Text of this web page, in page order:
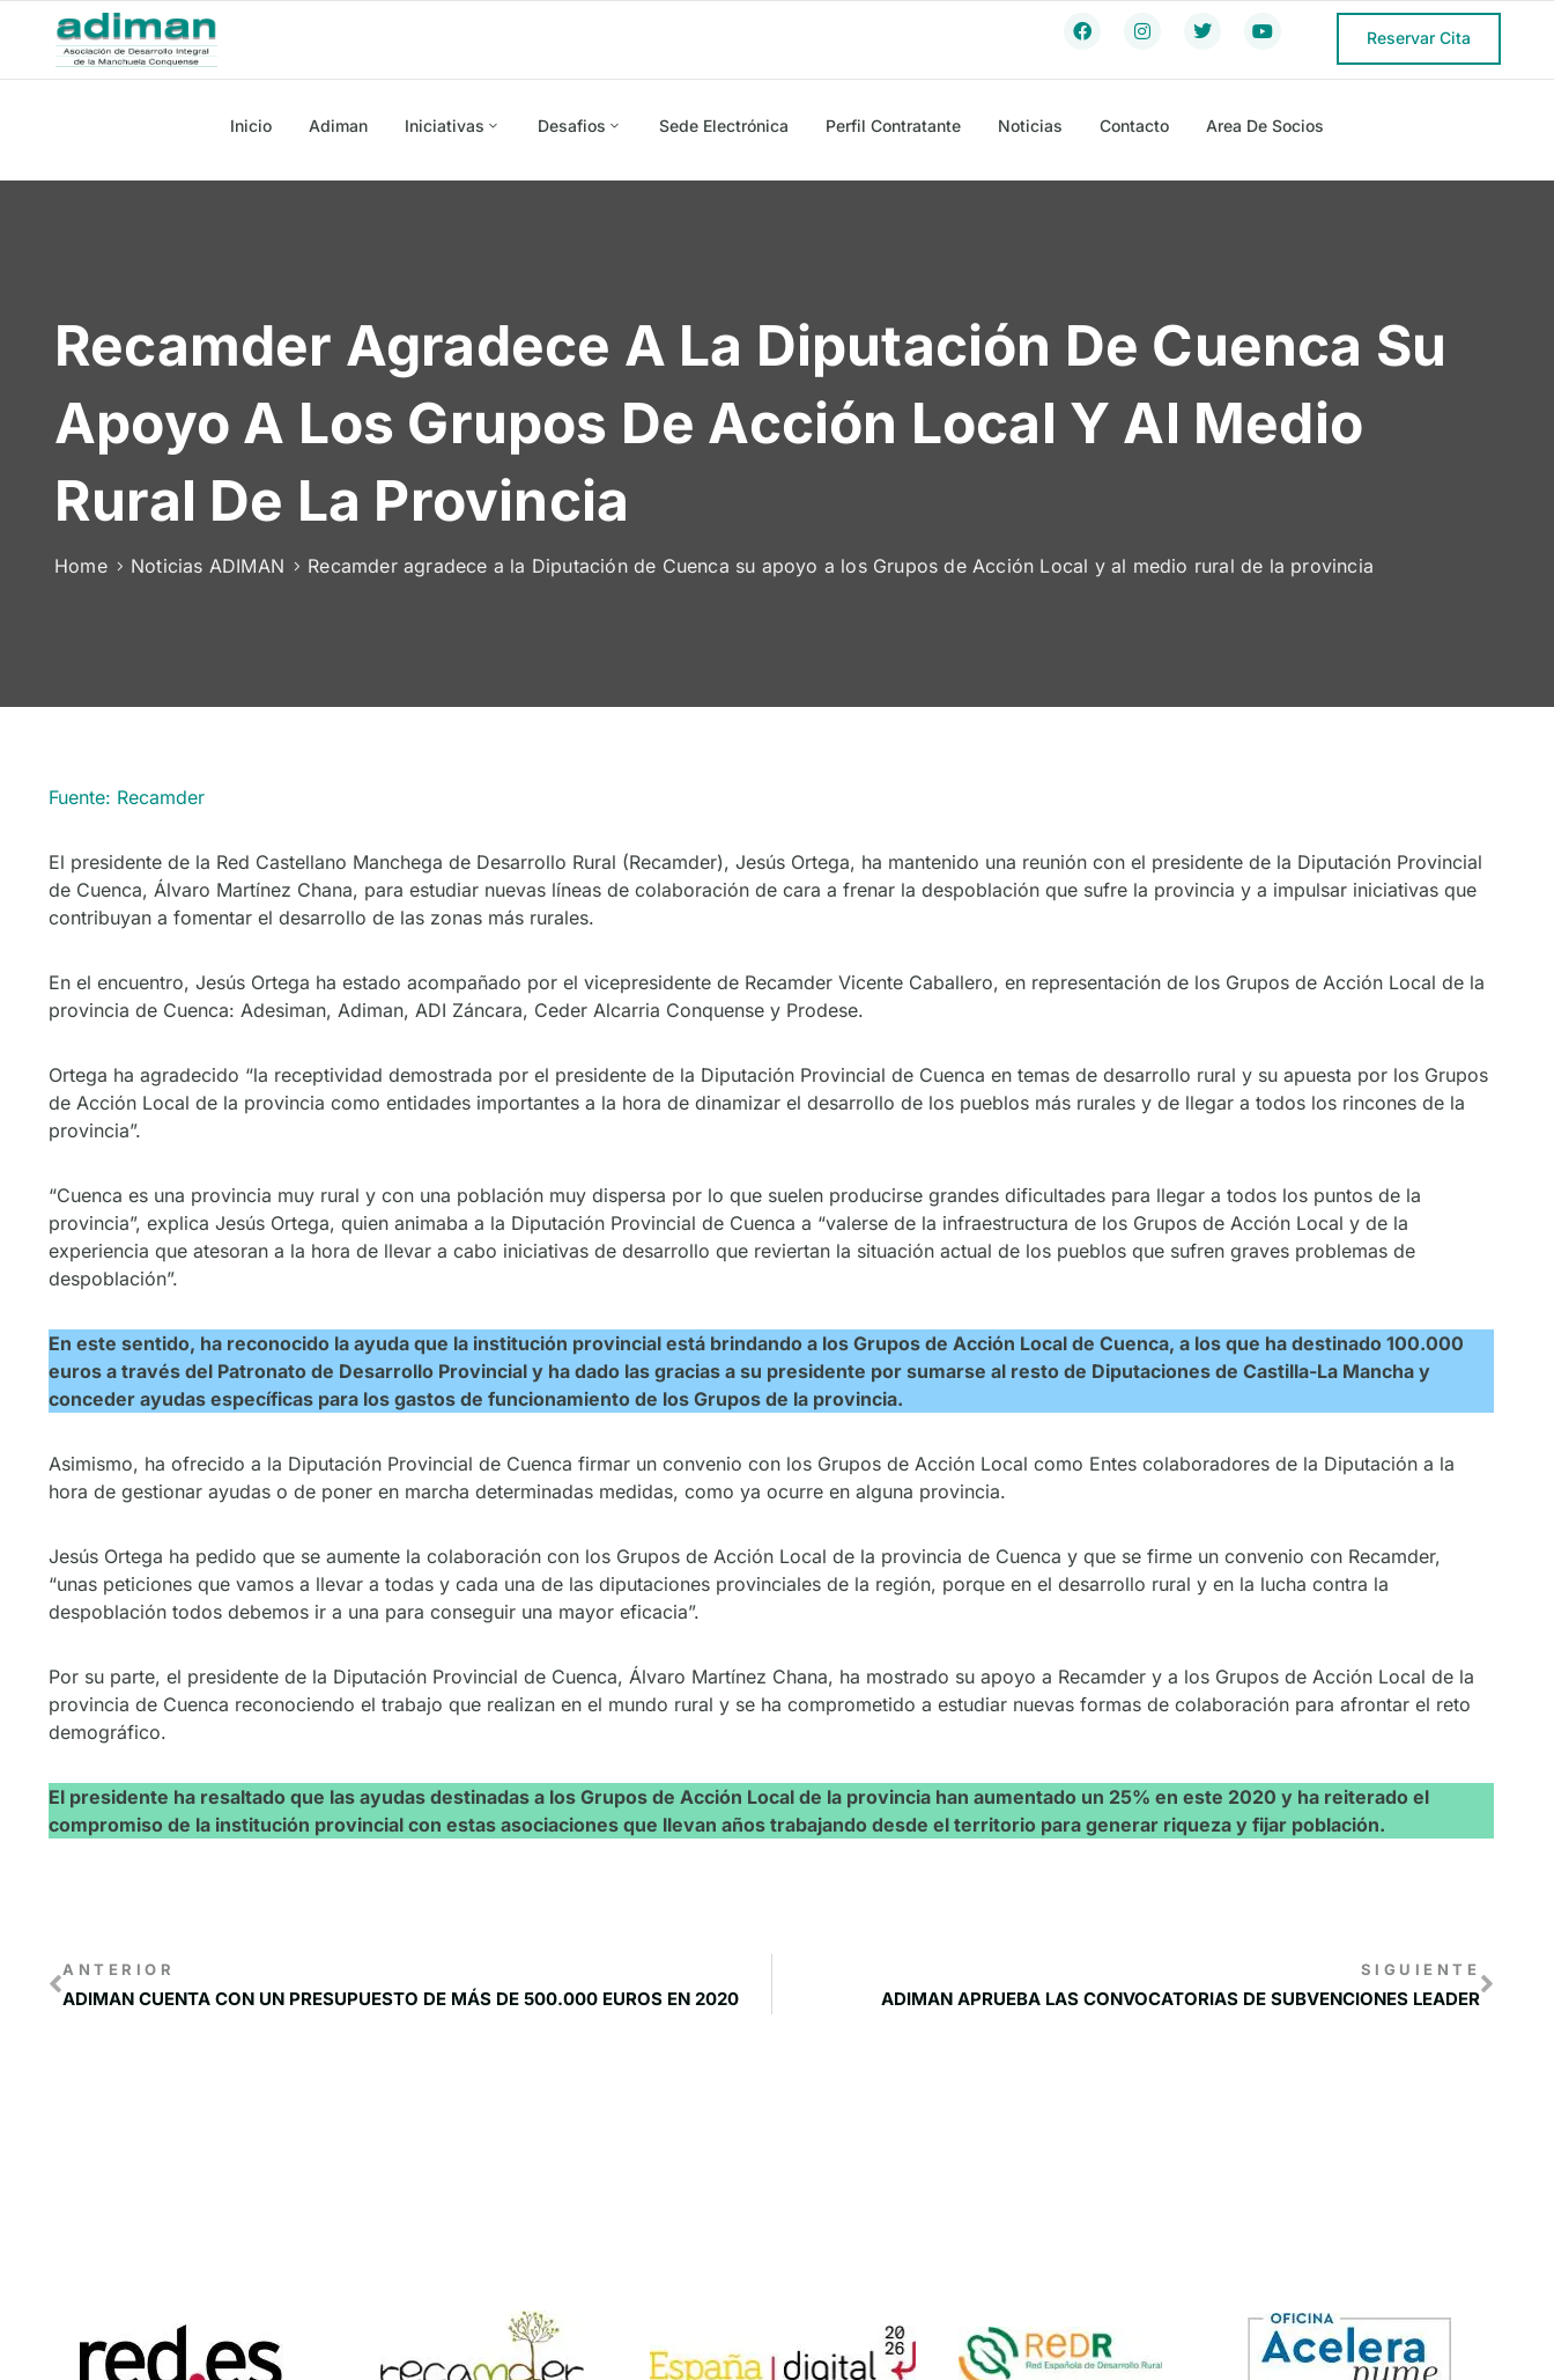
Reservar Cita
Inicio Adiman Iniciativas Desafios Sede Electrónica Perfil Contratante Noticias Contacto Area De Socios
Recamder Agradece A La Diputación De Cuenca Su
Apoyo A Los Grupos De Acción Local Y Al Medio
Rural De La Provincia
Home Noticias ADIMAN Recamder agradece a la Diputación de Cuenca su apoyo a los Grupos de Acción Local y al medio rural de la provincia
Fuente: Recamder
El presidente de la Red Castellano Manchega de Desarrollo Rural (Recamder), Jesús Ortega, ha mantenido una reunión con el presidente de la Diputación Provincial
de Cuenca, Álvaro Martínez Chana, para estudiar nuevas líneas de colaboración de cara a frenar la despoblación que sufre la provincia y a impulsar iniciativas que
contribuyan a fomentar el desarrollo de las zonas más rurales.
En el encuentro, Jesús Ortega ha estado acompañado por el vicepresidente de Recamder Vicente Caballero, en representación de los Grupos de Acción Local de la
provincia de Cuenca: Adesiman, Adiman, ADI Záncara, Ceder Alcarria Conquense y Prodese.
Ortega ha agradecido “la receptividad demostrada por el presidente de la Diputación Provincial de Cuenca en temas de desarrollo rural y su apuesta por los Grupos
de Acción Local de la provincia como entidades importantes a la hora de dinamizar el desarrollo de los pueblos más rurales y de llegar a todos los rincones de la
provincia”.
“Cuenca es una provincia muy rural y con una población muy dispersa por lo que suelen producirse grandes dificultades para llegar a todos los puntos de la
provincia”, explica Jesús Ortega, quien animaba a la Diputación Provincial de Cuenca a “valerse de la infraestructura de los Grupos de Acción Local y de la
experiencia que atesoran a la hora de llevar a cabo iniciativas de desarrollo que reviertan la situación actual de los pueblos que sufren graves problemas de
despoblación”.
En este sentido, ha reconocido la ayuda que la institución provincial está brindando a los Grupos de Acción Local de Cuenca, a los que ha destinado 100.000
euros a través del Patronato de Desarrollo Provincial y ha dado las gracias a su presidente por sumarse al resto de Diputaciones de Castilla-La Mancha y
conceder ayudas específicas para los gastos de funcionamiento de los Grupos de la provincia.
Asimismo, ha ofrecido a la Diputación Provincial de Cuenca firmar un convenio con los Grupos de Acción Local como Entes colaboradores de la Diputación a la
hora de gestionar ayudas o de poner en marcha determinadas medidas, como ya ocurre en alguna provincia.
Jesús Ortega ha pedido que se aumente la colaboración con los Grupos de Acción Local de la provincia de Cuenca y que se firme un convenio con Recamder,
“unas peticiones que vamos a llevar a todas y cada una de las diputaciones provinciales de la región, porque en el desarrollo rural y en la lucha contra la
despoblación todos debemos ir a una para conseguir una mayor eficacia”.
Por su parte, el presidente de la Diputación Provincial de Cuenca, Álvaro Martínez Chana, ha mostrado su apoyo a Recamder y a los Grupos de Acción Local de la
provincia de Cuenca reconociendo el trabajo que realizan en el mundo rural y se ha comprometido a estudiar nuevas formas de colaboración para afrontar el reto
demográfico.
El presidente ha resaltado que las ayudas destinadas a los Grupos de Acción Local de la provincia han aumentado un 25% en este 2020 y ha reiterado el
compromiso de la institución provincial con estas asociaciones que llevan años trabajando desde el territorio para generar riqueza y fijar población.
ANTERIOR
ADIMAN CUENTA CON UN PRESUPUESTO DE MÁS DE 500.000 EUROS EN 2020
SIGUIENTE
ADIMAN APRUEBA LAS CONVOCATORIAS DE SUBVENCIONES LEADER